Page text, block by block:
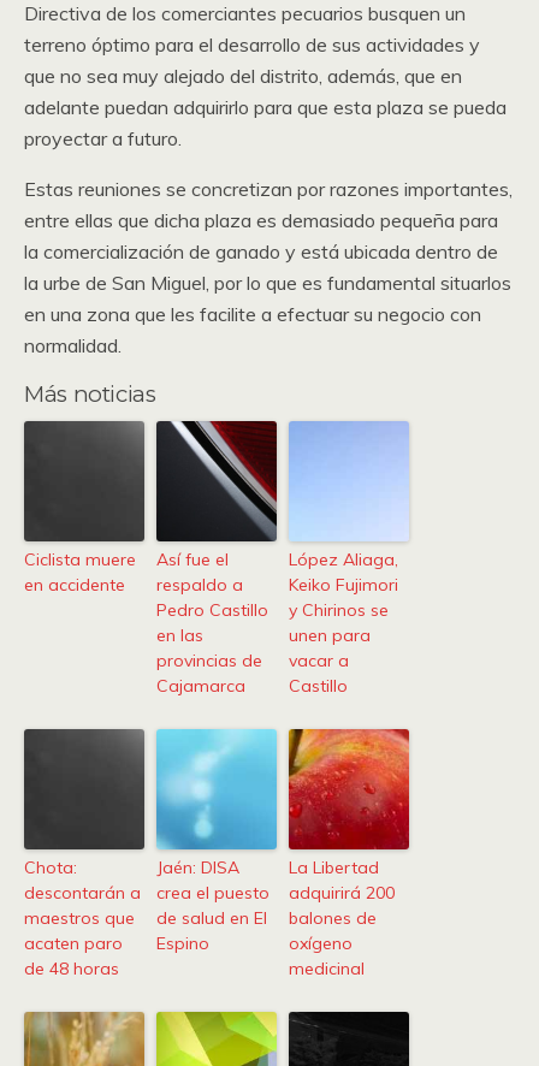
Directiva de los comerciantes pecuarios busquen un
terreno óptimo para el desarrollo de sus actividades y
que no sea muy alejado del distrito, además, que en
adelante puedan adquirirlo para que esta plaza se pueda
proyectar a futuro.
Estas reuniones se concretizan por razones importantes,
entre ellas que dicha plaza es demasiado pequeña para
la comercialización de ganado y está ubicada dentro de
la urbe de San Miguel, por lo que es fundamental situarlos
en una zona que les facilite a efectuar su negocio con
normalidad.
Más noticias
Ciclista muere
en accidente
Así fue el
respaldo a
Pedro Castillo
en las
provincias de
Cajamarca
López Aliaga,
Keiko Fujimori
y Chirinos se
unen para
vacar a
Castillo
Chota:
descontarán a
maestros que
acaten paro
de 48 horas
Jaén: DISA
crea el puesto
de salud en El
Espino
La Libertad
adquirirá 200
balones de
oxígeno
medicinal